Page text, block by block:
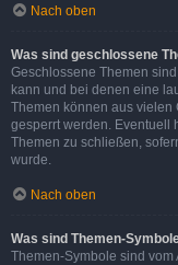
Nach oben
Was sind geschlossene
Geschlossene Themen
kann und bei denen eine
Themen können aus vielen
gesperrt werden. Eventuell
Themen zu schließen,
wurde.
Nach oben
Was sind Themen-
Themen-Symbole sind